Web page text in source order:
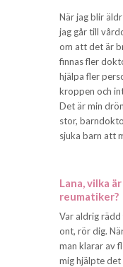
När jag blir
jag går till
om att det är
finnas fler
hjälpa fler
kroppen och
Det är min
stor,
sjuka barn att
Lana, vilka
reumatiker?
Var aldrig
ont, rör dig.
man klarar av
mig hjälpte det